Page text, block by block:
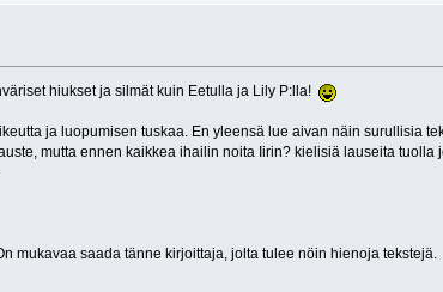
hiukset ja silmät kuin Eetulla ja Lily P:lla!
ja luopumisen tuskaa. En yleensä lue aivan näin surullisia
mutta ennen kaikkea ihailin noita Iirin? kielisiä lauseita tuolla
mukavaa saada tänne kirjoittaja, jolta tulee nöin hienoja tekstejä.